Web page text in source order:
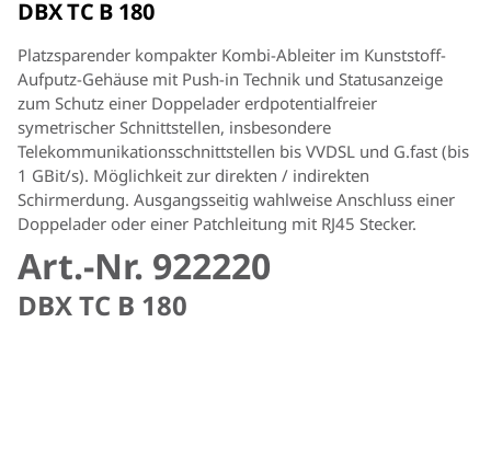
DBX TC B 180
Platzsparender kompakter Kombi-Ableiter im Kunststoff-
Aufputz-Gehäuse mit Push-in Technik und Statusanzeige
zum Schutz einer Doppelader erdpotentialfreier
symetrischer Schnittstellen, insbesondere
Telekommunikationsschnittstellen bis VVDSL und G.fast (bis
1 GBit/s). Möglichkeit zur direkten / indirekten
Schirmerdung. Ausgangsseitig wahlweise Anschluss einer
Doppelader oder einer Patchleitung mit RJ45 Stecker.
Art.-Nr. 922220
DBX TC B 180